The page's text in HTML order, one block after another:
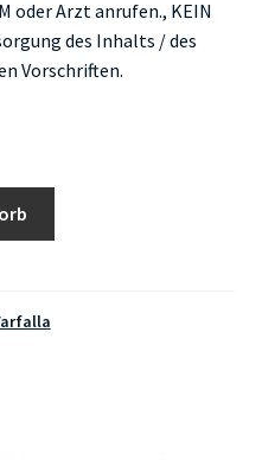
oder Arzt anrufen., KEIN
des Inhalts / des
Vorschriften.